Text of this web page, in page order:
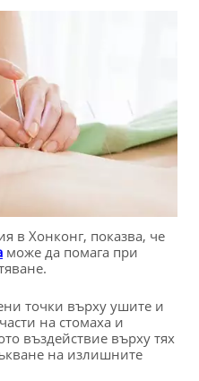
в Хонконг, показва, че
може да помага при
точки върху ушите и
на стомаха и
въздействие върху тях
на излишните